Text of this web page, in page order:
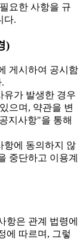
요한 사항을 규
다.
)
게시하여 공시함
가 발생한 경우
으며, 약관을 변
지사항"을 통해
에 동의하지 않
중단하고 이용계
항은 관계 법령에
에 따르며, 그렇